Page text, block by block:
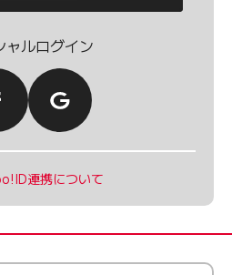
ャルログイン
連携について